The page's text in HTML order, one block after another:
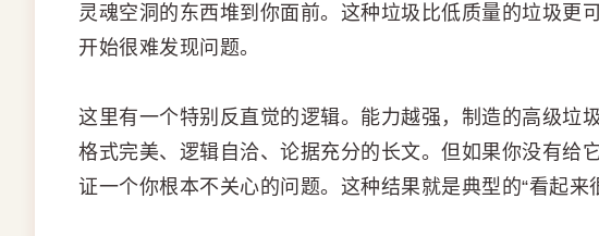
灵魂空洞的东西堆到你面前。这种垃圾比低质量的垃圾更
开始很难发现问题。
这里有一个特别反直觉的逻辑。能力越强，制造的高级垃
格式完美、逻辑自洽、论据充分的长文。但如果你没有给
证一个你根本不关心的问题。这种结果就是典型的“看起来